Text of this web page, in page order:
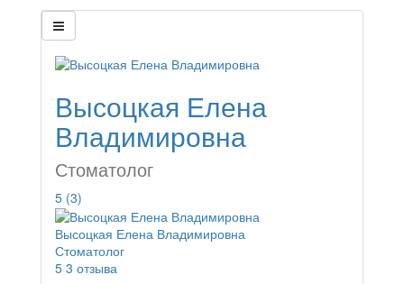
Высоцкая Елена
Владимировна
Стоматолог
5 (3)
Высоцкая Елена Владимировна
Стоматолог
5 3 отзыва